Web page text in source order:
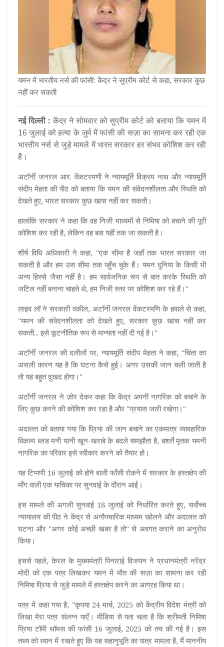
यमन में भारतीय नर्स की फांसी: केंद्र ने सुप्रीम कोर्ट से कहा, सरकार कुछ
नहीं कर सकती
नई दिल्ली : केंद्र ने सोमवार को सुप्रीम कोर्ट को बताया कि यमन में
16 जुलाई को हत्या के जुर्म में फांसी की सज़ा का सामना कर रही एक
भारतीय नर्स से जुड़े मामले में भारत सरकार हर संभव कोशिश कर रही
है।
अटॉर्नी जनरल आर. वेंकटरमणी ने न्यायमूर्ति विक्रम नाथ और न्यायमूर्ति
संदीप मेहता की पीठ को बताया कि यमन की संवेदनशीलता और स्थिति को
देखते हुए, भारत सरकार कुछ खास नहीं कर सकती।
हालांकि सरकार ने कहा कि वह निजी माध्यमों से निमिषा को बचाने की पूरी
कोशिश कर रही है, लेकिन वह बस यहीं तक जा सकती है।
शीर्ष विधि अधिकारी ने कहा, "एक सीमा है जहाँ तक भारत सरकार जा
सकती है और हम उस सीमा तक पहुँच चुके हैं। यमन दुनिया के किसी भी
अन्य हिस्से जैसा नहीं है। हम सार्वजनिक रूप से बात करके स्थिति को
जटिल नहीं बनाना चाहते थे, हम निजी स्तर पर कोशिश कर रहे हैं।"
लाइव लॉ ने सरकारी वकील, अटॉर्नी जनरल वेंकटरमणि के हवाले से कहा,
"यमन की संवेदनशीलता को देखते हुए, सरकार कुछ खास नहीं कर
सकती... इसे कूटनीतिक रूप से मान्यता नहीं दी गई है।"
अटॉर्नी जनरल की दलीलों पर, न्यायमूर्ति संदीप मेहता ने कहा, "चिंता का
असली कारण यह है कि घटना कैसे हुई। अगर उसकी जान चली जाती है
तो यह बहुत दुखद होगा।"
अटॉर्नी जनरल ने ज़ोर देकर कहा कि केंद्र अपनी नागरिक को बचाने के
लिए कुछ करने की कोशिश कर रहा है और "प्रयास जारी रखेगा।"
अदालत को बताया गया कि प्रिया की जान बचाने का एकमात्र व्यावहारिक
विकल्प ब्लड मनी यानी खून-खराबे के बदले समझौता है, बशर्ते मृतक यमनी
नागरिक का परिवार इसे स्वीकार करने को तैयार हो।
यह टिप्पणी 16 जुलाई को होने वाली फाँसी रोकने में सरकार के हस्तक्षेप की
माँग वाली एक याचिका पर सुनवाई के दौरान आई।
इस मामले की अगली सुनवाई 18 जुलाई को निर्धारित करते हुए, सर्वोच्च
न्यायालय की पीठ ने केंद्र से अनौपचारिक माध्यम खोलने और अदालत को
घटना और "अगर कोई अच्छी खबर है तो" से अवगत कराने का अनुरोध
किया।
इससे पहले, केरल के मुख्यमंत्री पिनाराई विजयन ने प्रधानमंत्री नरेंद्र
मोदी को एक पत्र लिखकर यमन में मौत की सज़ा का सामना कर रही
निमिषा प्रिया से जुड़े मामले में हस्तक्षेप करने का आग्रह किया था।
पत्र में कहा गया है, "कृपया 24 मार्च, 2025 को केंद्रीय विदेश मंत्री को
लिखा मेरा पत्र संलग्न पाएँ। मीडिया से पता चला है कि श्रीमती निमिषा
प्रिया टॉमी थॉमस की फांसी 16 जुलाई, 2025 को तय की गई है। इस
तथ्य को ध्यान में रखते हुए कि यह सहानुभूति का पात्र मामला है, मैं माननीय